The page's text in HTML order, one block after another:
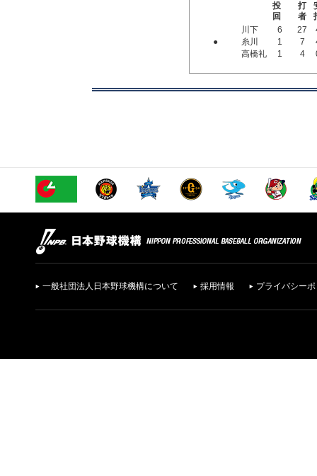
投
回
打
者
川下
6 27
●
糸川 1 7
高橋礼
1 4
一般社団法人日本野球機構について 採用情報 プライバシー